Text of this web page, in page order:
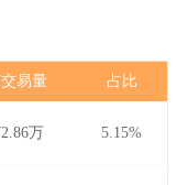
易量 占比
万 5.15%